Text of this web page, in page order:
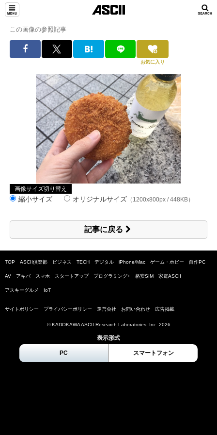
この画像の参照記事
お気に入り
画像サイズ切り替え
縮小サイズ オリジナルサイズ （1200x800px / 448KB）
記事に戻る
TOP ASCII倶楽部 ビジネス TECH デジタル iPhone/Mac ゲーム・ホビー 自作PC
AV アキバ スマホ スタートアップ プログラミング+ 格安SIM 家電ASCII
アスキーグルメ IoT
サイトポリシー プライバシーポリシー 運営会社 お問い合わせ 広告掲載
© KADOKAWA ASCII Research Laboratories, Inc. 2026
表示形式
PC スマートフォン